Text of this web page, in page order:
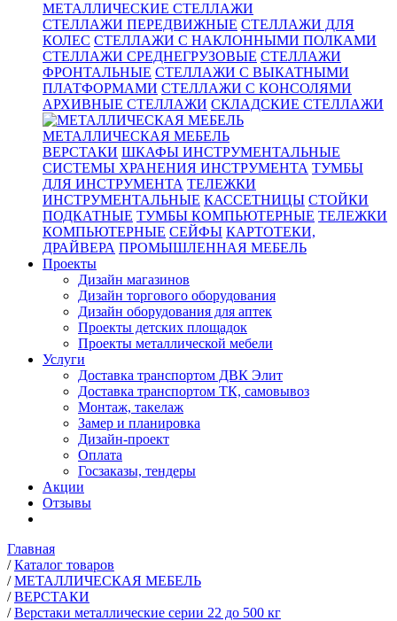
МЕТАЛЛИЧЕСКИЕ СТЕЛЛАЖИ
СТЕЛЛАЖИ ПЕРЕДВИЖНЫЕ СТЕЛЛАЖИ ДЛЯ
КОЛЕС СТЕЛЛАЖИ С НАКЛОННЫМИ ПОЛКАМИ
СТЕЛЛАЖИ СРЕДНЕГРУЗОВЫЕ СТЕЛЛАЖИ
ФРОНТАЛЬНЫЕ СТЕЛЛАЖИ С ВЫКАТНЫМИ
ПЛАТФОРМАМИ СТЕЛЛАЖИ С КОНСОЛЯМИ
АРХИВНЫЕ СТЕЛЛАЖИ СКЛАДСКИЕ СТЕЛЛАЖИ
МЕТАЛЛИЧЕСКАЯ МЕБЕЛЬ
ВЕРСТАКИ ШКАФЫ ИНСТРУМЕНТАЛЬНЫЕ
СИСТЕМЫ ХРАНЕНИЯ ИНСТРУМЕНТА ТУМБЫ
ДЛЯ ИНСТРУМЕНТА ТЕЛЕЖКИ
ИНСТРУМЕНТАЛЬНЫЕ КАССЕТНИЦЫ СТОЙКИ
ПОДКАТНЫЕ ТУМБЫ КОМПЬЮТЕРНЫЕ ТЕЛЕЖКИ
КОМПЬЮТЕРНЫЕ СЕЙФЫ КАРТОТЕКИ,
ДРАЙВЕРА ПРОМЫШЛЕННАЯ МЕБЕЛЬ
Проекты
Дизайн магазинов
Дизайн торгового оборудования
Дизайн оборудования для аптек
Проекты детских площадок
Проекты металлической мебели
Услуги
Доставка транспортом ДВК Элит
Доставка транспортом ТК, самовывоз
Монтаж, такелаж
Замер и планировка
Дизайн-проект
Оплата
Госзаказы, тендеры
Акции
Отзывы
Главная
/ Каталог товаров
/ МЕТАЛЛИЧЕСКАЯ МЕБЕЛЬ
/ ВЕРСТАКИ
/ Верстаки металлические серии 22 до 500 кг